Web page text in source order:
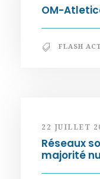
OM-
FLASH
22 JUILLET
Réseaux
majorité